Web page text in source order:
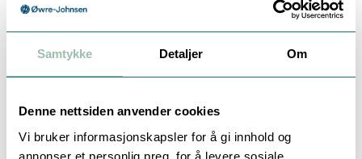
Samtykke Detaljer Om
Denne nettsiden anvender cookies
Vi bruker informasjonskapsler for å gi innhold og
annonser et personlig preg, for å levere sosiale
eller er til fare for andre.
Hvorfor er
sikkerhetsventil viktig?
Uten en sikkerhetsventil kan apparatet enten gå i stykker